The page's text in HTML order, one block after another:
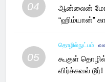
04
ஆன்லைன்
“ஹிம்யான்”
05
தொழில்நுட்பம்
கூகுள்
விர்ச்சுவல் டூர்!